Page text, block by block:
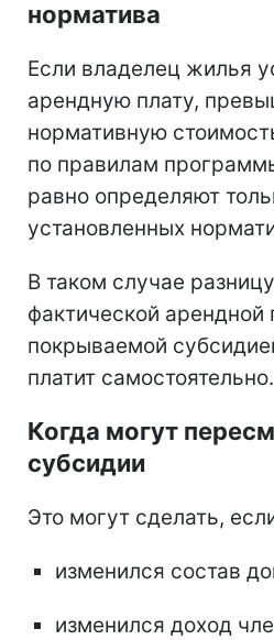
норматива
Если владелец жилья
арендную плату,
нормативную
по правилам
равно определяют
установленных
В таком случае
фактической арендной
покрываемой
платит самостоятельно.
Когда могут
субсидии
Это могут сделать,
изменился состав
изменился доход